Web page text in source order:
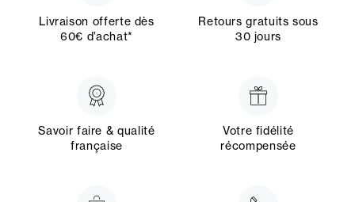
Livraison offerte dès
60€ d’achat*
Retours gratuits sous
30 jours
Savoir faire & qualité
française
Votre fidélité
récompensée